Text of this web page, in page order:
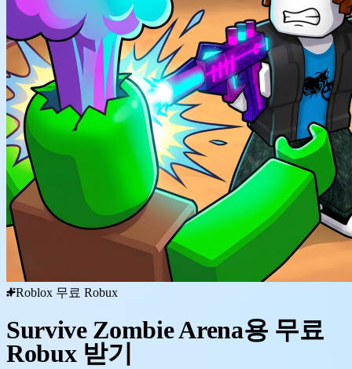
Roblox 무료 Robux
Survive Zombie Arena용 무료
Robux 받기